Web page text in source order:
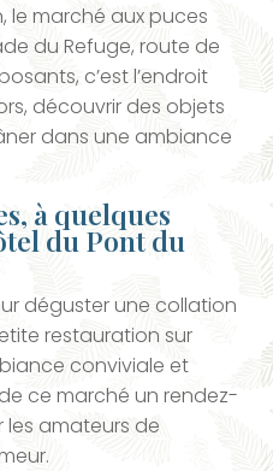
le marché aux puces
du Refuge, route de
c’est l’endroit
découvrir des objets
dans une ambiance
à quelques
du Pont du
déguster une collation
restauration sur
conviviale et
ce marché un rendez-
amateurs de